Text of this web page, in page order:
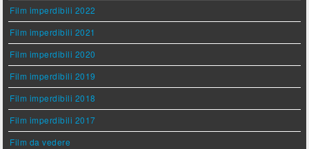
Film imperdibili 2022
Film imperdibili 2021
Film imperdibili 2020
Film imperdibili 2019
Film imperdibili 2018
Film imperdibili 2017
Film da vedere